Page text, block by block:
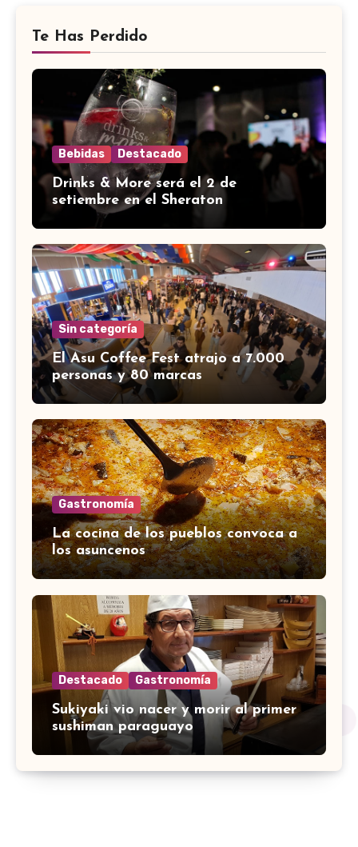
Te Has Perdido
Bebidas Destacado
Drinks & More será el 2 de
setiembre en el Sheraton
Sin categoría
El Asu Coffee Fest atrajo a 7.000
personas y 80 marcas
Gastronomía
La cocina de los pueblos convoca a
los asuncenos
Destacado Gastronomía
Sukiyaki vio nacer y morir al primer
sushiman paraguayo